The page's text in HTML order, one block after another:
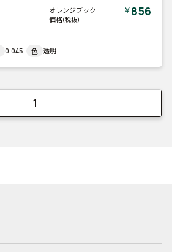
オレンジブック
価格(税抜)
￥856
0.045 色 透明
1